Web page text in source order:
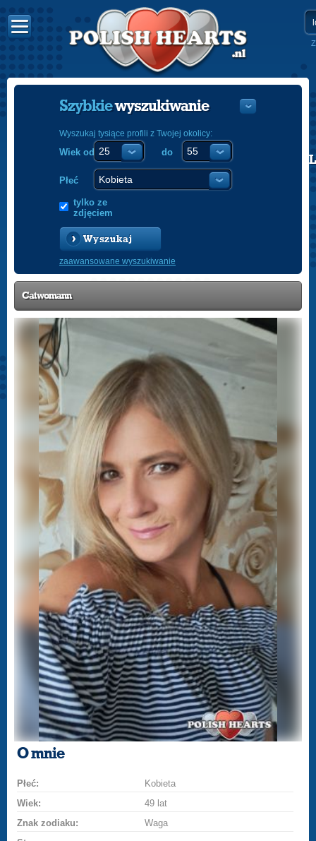
POLISH
Szybkiewyszukiwanie
Wyszukaj tysiące profili z Twojej okolicy:
Wiek od do
Płeć
tylko ze
zdjęciem
Wyszukaj
zaawansowane wyszukiwanie
Catwomann
O mnie
Płeć:
Kobieta
Wiek:
49 lat
Znak zodiaku:
Waga